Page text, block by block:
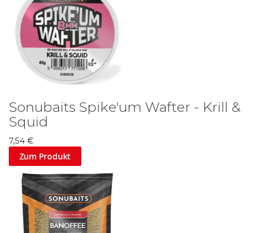
Sonubaits Spike'um Wafter - Krill &
Squid
7,54 €
Zum Produkt